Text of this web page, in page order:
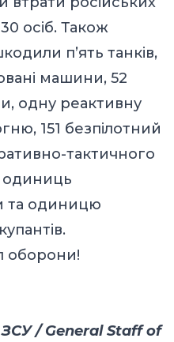
осіб. Також
п’ять танків,
машини, 52
одну реактивну
151 безпілотний
тактичного
одиниць
та одиницю
оборони!
/ General Staff of